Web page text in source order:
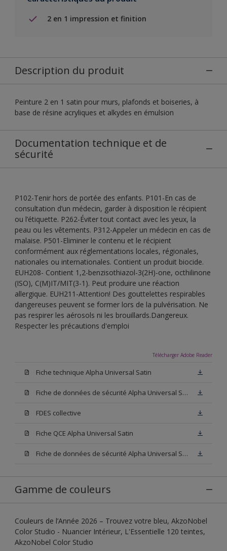
2 en 1 impression et finition
Description du produit
Peinture 2 en 1 satin pour murs, plafonds et boiseries, à
base de résine acryliques et alkydes en émulsion
Documentation technique et de
sécurité
P102-Tenir hors de portée des enfants. P101-En cas de
consultation d’un médecin, garder à disposition le récipient
ou l’étiquette. P262-Éviter tout contact avec les yeux, la
peau ou les vêtements. P312-Appeler un médecin en cas de
malaise. P501-Eliminer le contenu et le récipient
conformément aux réglementations locales, régionales,
nationales ou internationales. Contient un produit biocide.
EUH208- Contient 1,2-benzisothiazol-3(2H)-one, octhilinone
(ISO), C(M)IT/MIT(3-1). Peut produire une réaction
allergique. EUH211-Attention! Des gouttelettes respirables
dangereuses peuvent se former lors de la pulvérisation. Ne
pas respirer les aérosols ni les brouillards.Dangereux.
Respecter les précautions d'emploi
Télécharger Adobe Reader
Fiche technique Alpha Universal Satin
Fiche de données de sécurité Alpha Universal Satin Base N00
FDES collective
Fiche QCE Alpha Universal Satin
Fiche de données de sécurité Alpha Universal Satin Base W05
Gamme de couleurs
Couleurs de l’Année 2026 – Trouvez votre bleu, AkzoNobel
Color Studio - Nuancier Intérieur, L'Essentielle 120 teintes,
AkzoNobel Color Studio